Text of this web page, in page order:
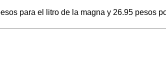
para el litro de la magna y 26.95 pesos